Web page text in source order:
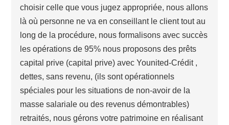
choisir celle que vous jugez appropriée, nous allons
là où personne ne va en conseillant le client tout au
long de la procédure, nous formalisons avec succès
les opérations de 95% nous proposons des prêts
capital prive (capital prive) avec Younited-Crédit ,
dettes, sans revenu, (ils sont opérationnels
spéciales pour les situations de non-avoir de la
masse salariale ou des revenus démontrables)
retraités, nous gérons votre patrimoine en réalisant